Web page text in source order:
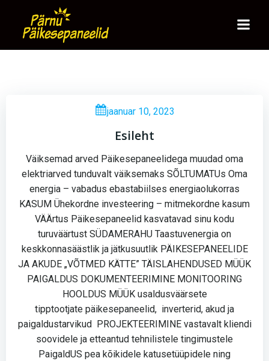
jaanuar 10, 2023
Esileht
Väiksemad arved Päikesepaneelidega muudad oma
elektriarved tunduvalt väiksemaks SÕLTUMATUs Oma
energia – vabadus ebastabiilses energiaolukorras
KASUM Ühekordne investeering – mitmekordne kasum
VÄÄrtus Päikesepaneelid kasvatavad sinu kodu
turuväärtust SÜDAMERAHU Taastuvenergia on
keskkonnasäästlik ja jätkusuutlik PÄIKESEPANEELIDE
JA AKUDE „VÕTMED KÄTTE” TÄISLAHENDUSED MÜÜK
PAIGALDUS DOKUMENTEERIMINE MONITOORING
HOOLDUS MÜÜK usaldusväärsete
tipptootjate päikesepaneelid, inverterid, akud ja
paigaldustarvikud PROJEKTEERIMINE vastavalt kliendi
soovidele ja etteantud tehnilistele tingimustele
PaigaldUS pea kõikidele katusetüüpidele ning